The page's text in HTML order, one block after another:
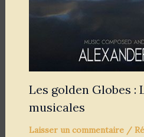
Les golden Globes :
musicales
Laisser un commentaire /